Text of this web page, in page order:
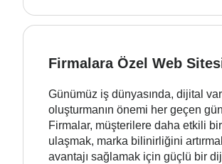
Firmalara Özel Web
Günümüz iş dünyasında, dijital
oluşturmanın önemi her geçen gün
Firmalar, müşterilere daha etkili
ulaşmak, marka bilinirliğini
avantajı sağlamak için güçlü bir